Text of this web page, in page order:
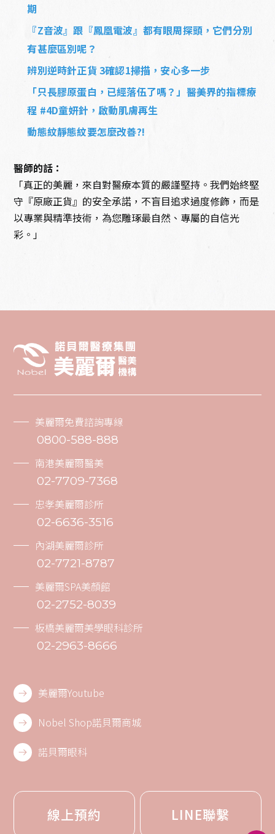
期
『Z音波』跟『鳳凰電波』都有眼周探頭，它們分別
有甚麼區別呢？
辨別逆時針正貨 3確認1掃描，安心多一步
「只長膠原蛋白，已經落伍了嗎？」醫美界的指標療
程 #4D童妍針，啟動肌膚再生
動態紋靜態紋要怎麼改善?!
醫師的話：
「真正的美麗，來自對醫療本質的嚴謹堅持。我們始終堅
守『原廠正貨』的安全承諾，不盲目追求過度修飾，而是
以專業與精準技術，為您雕琢最自然、專屬的自信光
彩。」
美麗爾免費諮詢專線
0800-588-888
南港美麗爾醫美
02-7709-7368
忠孝美麗爾診所
02-6636-3516
內湖美麗爾診所
02-7721-8787
美麗爾SPA美顏館
02-2752-8039
板橋美麗爾美學眼科診所
02-2963-8666
美麗爾Youtube
Nobel Shop諾貝爾商城
諾貝爾眼科
線上預約 LINE聯繫